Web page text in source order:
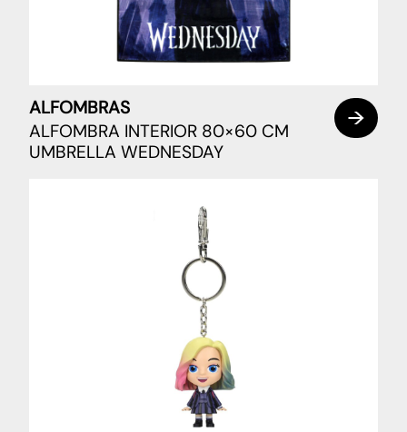
ALFOMBRAS
ALFOMBRA INTERIOR 80×60 CM
UMBRELLA WEDNESDAY